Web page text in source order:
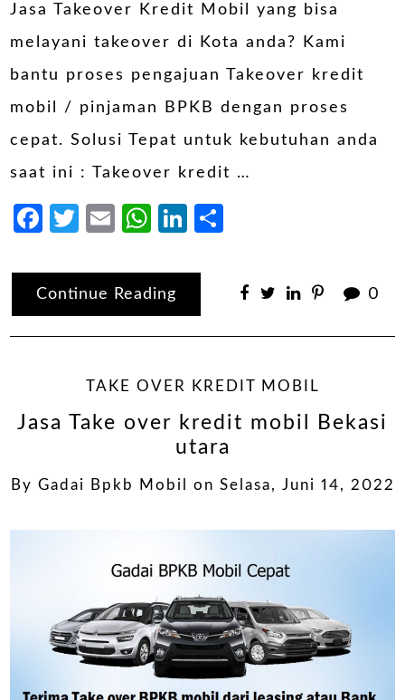
Jasa Takeover Kredit Mobil yang bisa
melayani takeover di Kota anda? Kami
bantu proses pengajuan Takeover kredit
mobil / pinjaman BPKB dengan proses
cepat. Solusi Tepat untuk kebutuhan anda
saat ini : Takeover kredit …
Facebook
Twitter
EmailWhatsApp
LinkedIn
Continue Reading 0
TAKE OVER KREDIT MOBIL
Jasa Take over kredit mobil Bekasi
utara
By Gadai Bpkb Mobil on Selasa, Juni 14, 2022